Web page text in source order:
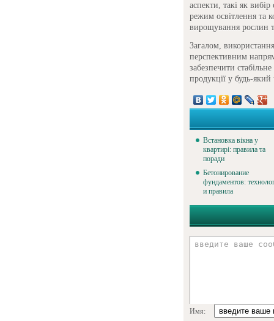
аспекти, такі як
режим освітлення та
вирощування рослин
Загалом,
перспективним
забезпечити
продукції у будь-
Встановка вікна у
квартирі: правила та
поради
Бетонирование
фундаментов:
и правила
Имя: